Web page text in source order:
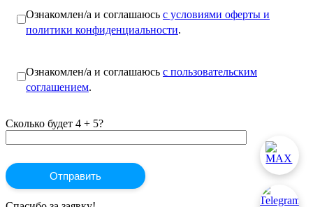
Ознакомлен/а и соглашаюсь с условиями оферты и
политики конфиденциальности.
Ознакомлен/а и соглашаюсь с пользовательским
соглашением.
Сколько будет 4 + 5?